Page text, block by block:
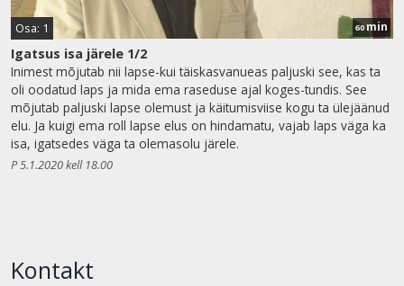
Osa: 1 60min
Igatsus isa järele 1/2
Inimest mõjutab nii lapse-kui täiskasvanueas paljuski see, kas ta
oli oodatud laps ja mida ema raseduse ajal koges-tundis. See
mõjutab paljuski lapse olemust ja käitumisviise kogu ta ülejäänud
elu. Ja kuigi ema roll lapse elus on hindamatu, vajab laps väga ka
isa, igatsedes väga ta olemasolu järele.
P 5.1.2020 kell 18.00
Kontakt